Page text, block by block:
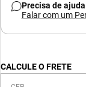
Precisa de
Falar com um
CALCULE O FRETE